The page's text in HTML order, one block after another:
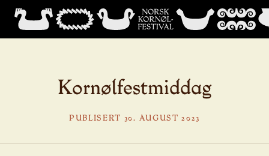
Kornølfestmiddag
PUBLISERT 30. AUGUST 2023